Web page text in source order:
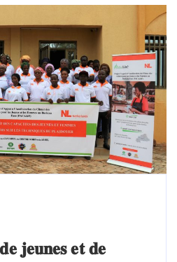
𝐣𝐞𝐮𝐧𝐞𝐬 𝐞𝐭 𝐝𝐞